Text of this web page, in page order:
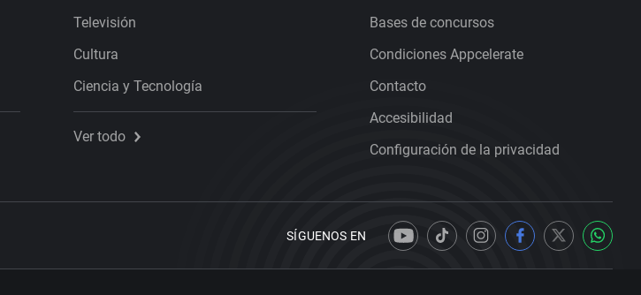
Televisión
Cultura
Ciencia y Tecnología
Ver todo
Bases de concursos
Condiciones Appcelerate
Contacto
Accesibilidad
Configuración de la privacidad
SÍGUENOS EN